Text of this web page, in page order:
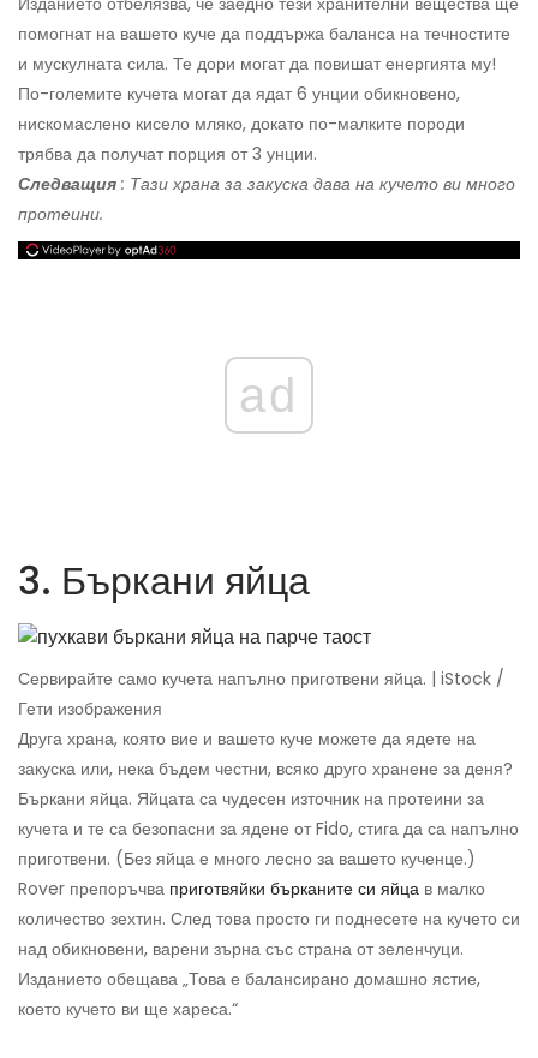
помогнат на вашето куче да поддържа баланса на течностите
и мускулната сила. Те дори могат да повишат енергията му!
По-големите кучета могат да ядат 6 унции обикновено,
нискомаслено кисело мляко, докато по-малките породи
трябва да получат порция от 3 унции.
Следващия : Тази храна за закуска дава на кучето ви много
протеини.
ad
3. Бъркани яйца
Сервирайте само кучета напълно приготвени яйца. | iStock /
Гети изображения
Друга храна, която вие и вашето куче можете да ядете на
закуска или, нека бъдем честни, всяко друго хранене за деня?
Бъркани яйца. Яйцата са чудесен източник на протеини за
кучета и те са безопасни за ядене от Fido, стига да са напълно
приготвени. (Без яйца е много лесно за вашето кученце.)
Rover препоръчва приготвяйки бърканите си яйца в малко
количество зехтин. След това просто ги поднесете на кучето си
над обикновени, варени зърна със страна от зеленчуци.
Изданието обещава „Това е балансирано домашно ястие,
което кучето ви ще хареса.“